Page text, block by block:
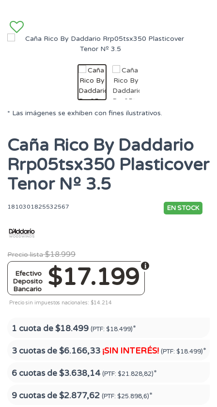
* Las imágenes se exhiben con fines ilustrativos.
Caña Rico By Daddario
Rrp05tsx350 Plasticover
Tenor Nº 3.5
1810301825532567 EN STOCK
Precio lista $18.999
$17.199
Efectivo
Deposito
Bancario
Precio sin impuestos nacionales: $14.214
1 cuota de$18.499 (PTF: $18.499)*
3 cuotas de$6.166,33 ¡SIN INTERÉS! (PTF: $18.499)*
6 cuotas de$3.638,14 (PTF: $21.828,82)*
9 cuotas de$2.877,62 (PTF: $25.898,6)*